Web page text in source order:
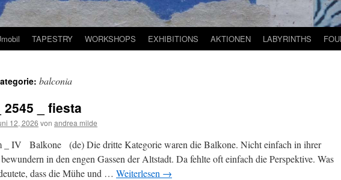
TAPESTRY WORKSHOPS EXHIBITIONS AKTIONEN LABYRINTHS
balconia
_ fiesta
12, 2026 von andrea milde
_ IV Balkone (de) Die dritte Kategorie waren die Balkone. Nicht einfach in ihrer
in den engen Gassen der Altstadt. Da fehlte oft einfach die Perspektive. Was
dass die Mühe und … Weiterlesen →